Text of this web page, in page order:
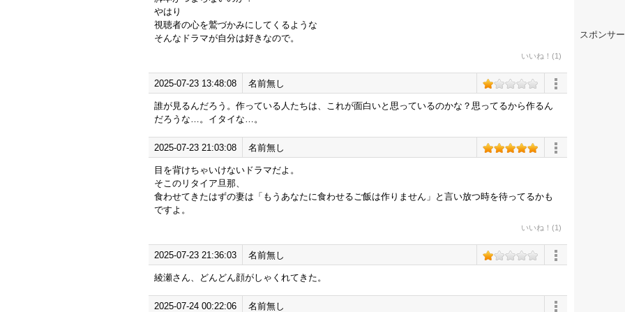
やはり
視聴者の心を鷲づかみにしてくるような
そんなドラマが自分は好きなので。
いいね！(1)
2025-07-23 13:48:08 名前無し
誰が見るんだろう。作っている人たちは、これが面白いと思っているのかな？思ってるから作るん
だろうな…。イタイな…。
2025-07-23 21:03:08 名前無し
目を背けちゃいけないドラマだよ。
そこのリタイア旦那、
食わせてきたはずの妻は「もうあなたに食わせるご飯は作りません」と言い放つ時を待ってるかも
ですよ。
いいね！(1)
2025-07-23 21:36:03 名前無し
綾瀬さん、どんどん顔がしゃくれてきた。
2025-07-24 00:22:06 名前無し
スポンサ